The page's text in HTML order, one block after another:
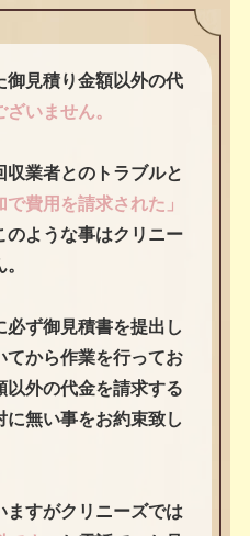
御見積り金額以外の代
いません。
収業者とのトラブルと
で費用を請求された」
のような事はクリニー
必ず御見積書を提出し
てから作業を行ってお
以外の代金を請求する
無い事をお約束致し
ますがクリニーズでは